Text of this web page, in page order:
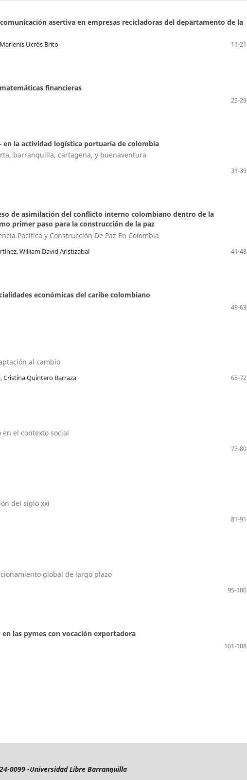
asertiva en empresas recicladoras del departamento de la
Ucrós Brito
11-21
financieras
23-29
la actividad logïstica portuaria de colombia
barranquilla, cartagena, y buenaventura
31-39
de asimilación del conflicto interno colombiano dentro de la
primer paso para la construcción de la paz
Pacífica y Construcción De Paz En Colombia
William David Aristizabal
41-48
económicas del caribe colombiano
49-63
al cambio
Cristina Quintero Barraza
65-72
el contexto social
73-80
del siglo xxi
81-91
global de largo plazo
95-100
las pymes con vocación exportadora
101-108
0099 -Universidad Libre Barranquilla